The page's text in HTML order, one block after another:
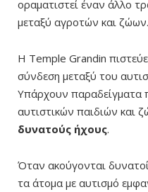
οραματιστεί έναν άλλο
μεταξύ αγροτών και ζώων.
Η Temple Grandin
σύνδεση μεταξύ του
Υπάρχουν παραδείγματα
αυτιστικών παιδιών και
δυνατούς ήχους.
Όταν ακούγονται
τα άτομα με αυτισμό